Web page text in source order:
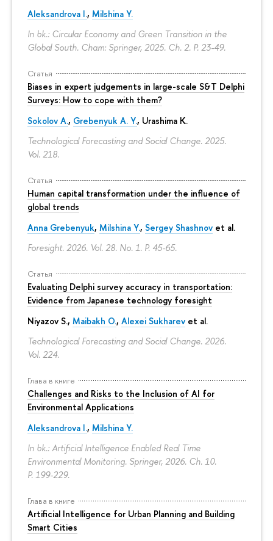
Aleksandrova I., Milshina Y.
In bk.: Circular Economy and Green Transition in the
Global South. Cham: Springer, 2025. Ch. 2. P. 23-49.
Статья
Biases in expert judgements in large-scale S&T Delphi
Surveys: How to cope with them?
Sokolov A., Grebenyuk A. Y., Urashima K.
Technological Forecasting and Social Change. 2025.
Vol. 218.
Статья
Human capital transformation under the influence of
global trends
Anna Grebenyuk, Milshina Y., Sergey Shashnov et al.
Foresight. 2026. Vol. 28. No. 1. P. 45-65.
Статья
Evaluating Delphi survey accuracy in transportation:
Evidence from Japanese technology foresight
Niyazov S., Maibakh O., Alexei Sukharev et al.
Technological Forecasting and Social Change. 2026.
Vol. 224.
Глава в книге
Challenges and Risks to the Inclusion of AI for
Environmental Applications
Aleksandrova I., Milshina Y.
In bk.: Artificial Intelligence Enabled Real Time
Environmental Monitoring. Springer, 2026. Ch. 10.
P. 199-229.
Глава в книге
Artificial Intelligence for Urban Planning and Building
Smart Cities